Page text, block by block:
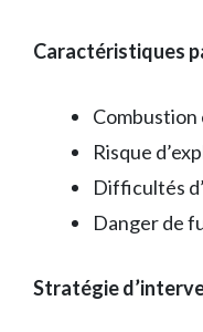
Caractéristiques
Combustion
Risque
Difficultés
Danger de
Stratégie